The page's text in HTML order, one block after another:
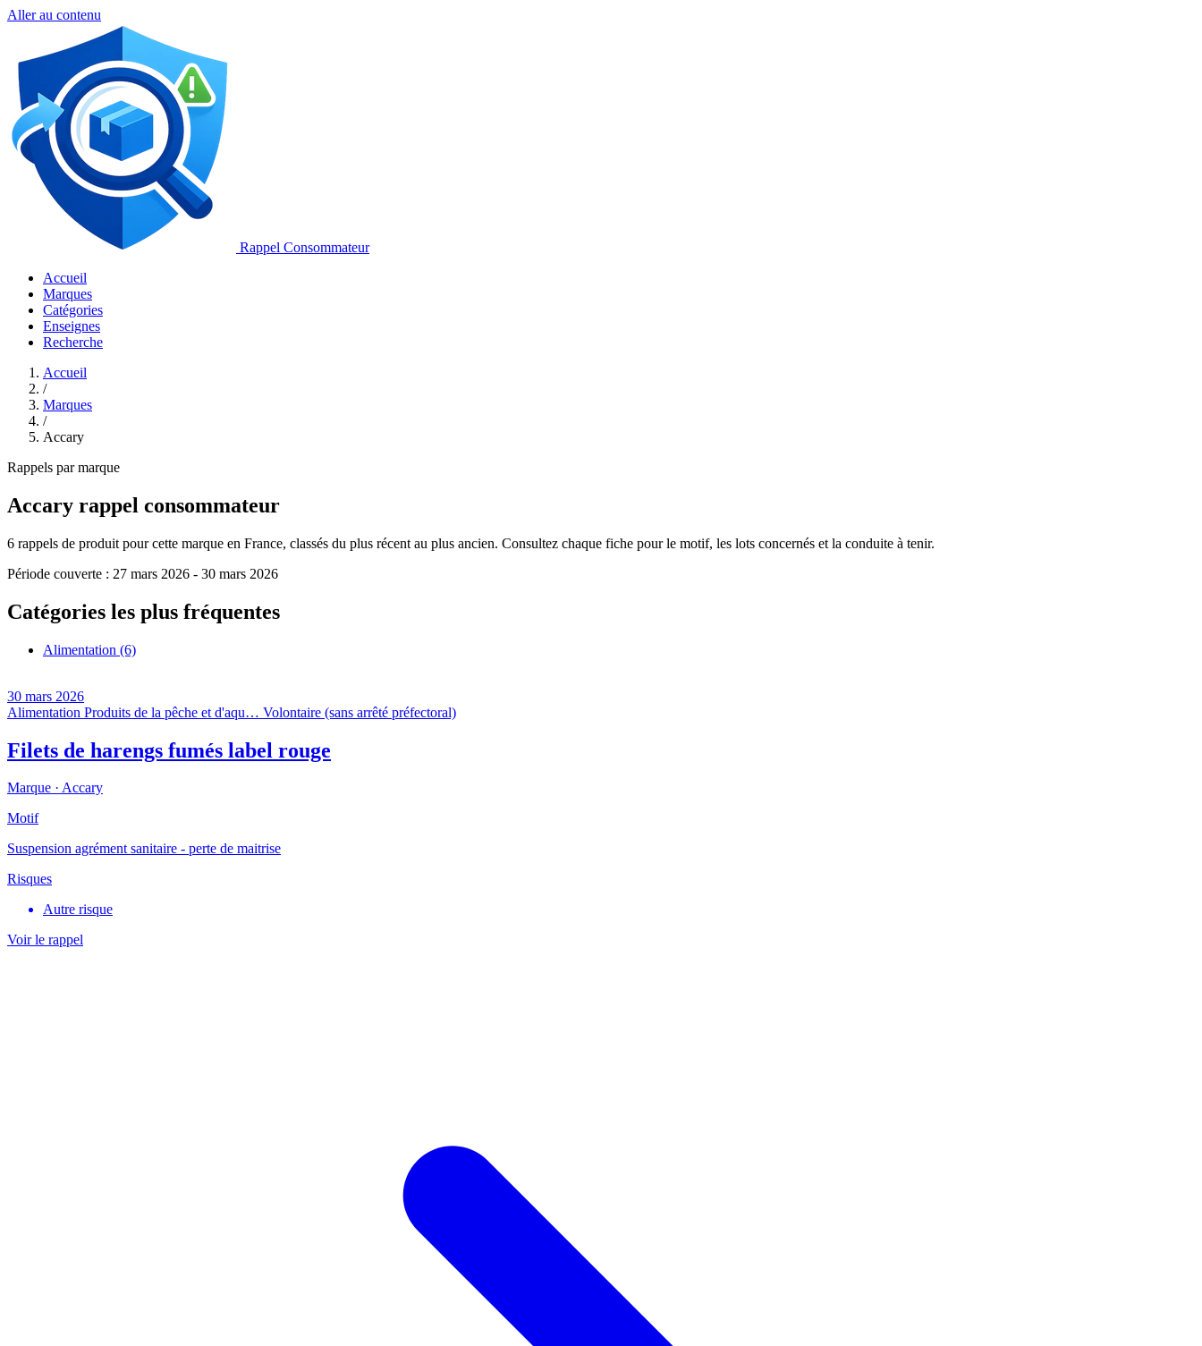
Aller au contenu
Rappel Consommateur
Accueil
Marques
Catégories
Enseignes
Recherche
Accueil
/
Marques
/
Accary
Rappels par marque
Accary rappel consommateur
6 rappels de produit pour cette marque en France, classés du plus récent au plus ancien. Consultez chaque fiche pour le motif, les lots concernés et la conduite à tenir.
Période couverte : 27 mars 2026 - 30 mars 2026
Catégories les plus fréquentes
Alimentation (6)
30 mars 2026
Alimentation Produits de la pêche et d'aqu… Volontaire (sans arrêté préfectoral)
Filets de harengs fumés label rouge
Marque · Accary
Motif
Suspension agrément sanitaire - perte de maitrise
Risques
Autre risque
Voir le rappel